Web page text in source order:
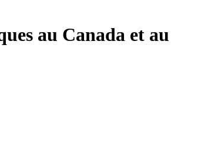
au Canada et au